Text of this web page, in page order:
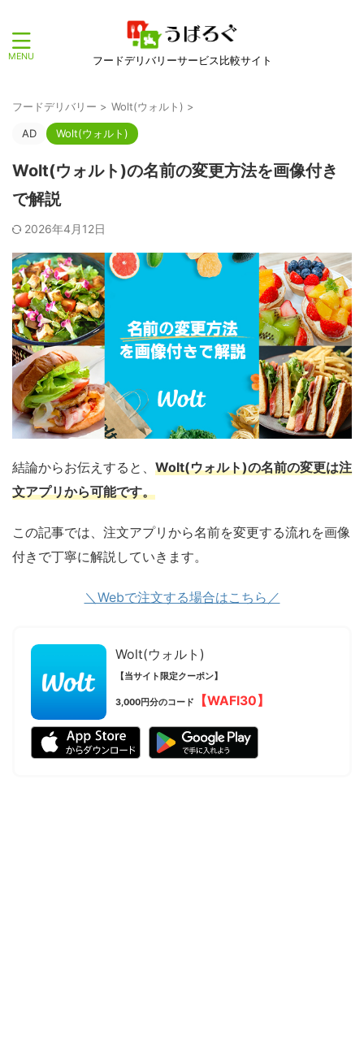
フードデリバリーサービス比較サイト
フードデリバリー > Wolt(ウォルト) >
AD Wolt(ウォルト)
Wolt(ウォルト)の名前の変更方法を画像付き
で解説
2026年4月12日
結論からお伝えすると、 Wolt(ウォルト)の名前の変更は注
文アプリから可能です。
この記事では、注文アプリから名前を変更する流れを画像
付きで丁寧に解説していきます。
＼Webで注文する場合はこちら／
Wolt(ウォルト)
【当サイト限定クーポン】
3,000円分のコード 【WAFI30】